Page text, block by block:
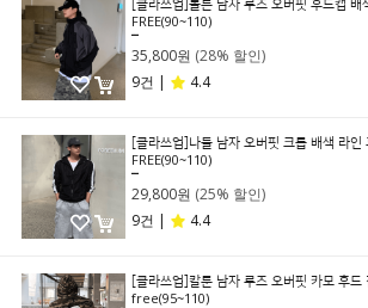
[클라쓰업]볼튼 남자 루즈 오버핏 후드캡 배
FREE(90~110)
35,800원 (28% 할인)
9건 |
4.4
[클라쓰업]나들 남자 오버핏 크롭 배색 라인
FREE(90~110)
29,800원 (25% 할인)
9건 |
4.4
[클라쓰업]칼툰 남자 루즈 오버핏 카모 후드
free(95~110)